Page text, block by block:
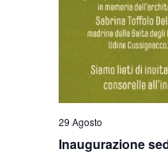
Inaugurazione
29 Agosto